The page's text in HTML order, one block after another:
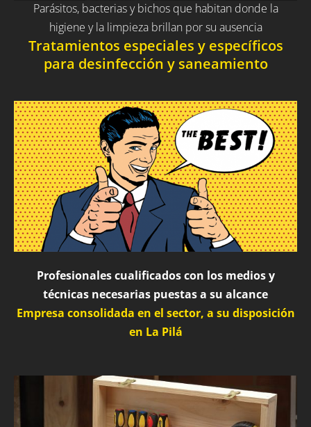
Parásitos, bacterias y bichos que habitan donde la
higiene y la limpieza brillan por su ausencia
Tratamientos especiales y específicos
para desinfección y saneamiento
Profesionales cualificados con los medios y
técnicas necesarias puestas a su alcance
Empresa consolidada en el sector, a su disposición
en La Pilá